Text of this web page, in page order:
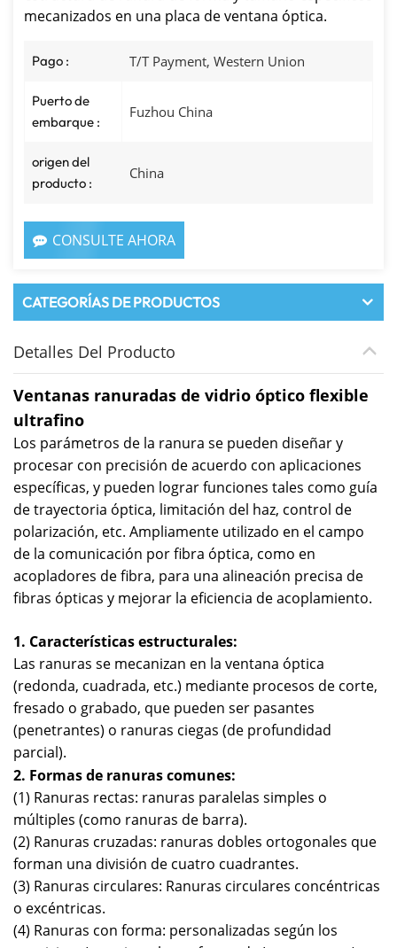
mecanizados en una placa de ventana óptica.
Pago : T/T Payment, Western Union
Puerto de
embarque :
Fuzhou China
origen del
producto :
China
CONSULTE AHORA
CATEGORÍAS DE PRODUCTOS
Detalles Del Producto
Ventanas ranuradas de vidrio óptico flexible
ultrafino
Los parámetros de la ranura se pueden diseñar y
procesar con precisión de acuerdo con aplicaciones
específicas, y pueden lograr funciones tales como guía
de trayectoria óptica, limitación del haz, control de
polarización, etc. Ampliamente utilizado en el campo
de la comunicación por fibra óptica, como en
acopladores de fibra, para una alineación precisa de
fibras ópticas y mejorar la eficiencia de acoplamiento.
1. Características estructurales:
Las ranuras se mecanizan en la ventana óptica
(redonda, cuadrada, etc.) mediante procesos de corte,
fresado o grabado, que pueden ser pasantes
(penetrantes) o ranuras ciegas (de profundidad
parcial).
2. Formas de ranuras comunes:
(1) Ranuras rectas: ranuras paralelas simples o
múltiples (como ranuras de barra).
(2) Ranuras cruzadas: ranuras dobles ortogonales que
forman una división de cuatro cuadrantes.
(3) Ranuras circulares: Ranuras circulares concéntricas
o excéntricas.
(4) Ranuras con forma: personalizadas según los